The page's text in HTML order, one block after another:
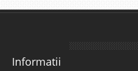
Informatii